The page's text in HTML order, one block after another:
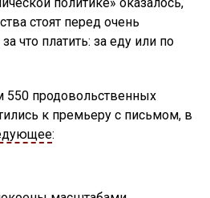
стоят перед очень
что платить: за еду или по
550 продовольственных
к премьеру с письмом, в
: